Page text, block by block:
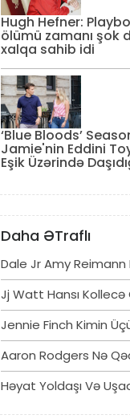
Hugh Hefner:
ölümü zamanı şok
xalqa sahib idi
‘Blue Bloods’
Jamie'nin Eddini
Eşik Üzərində
Daha ƏTraflı
Dale Jr Amy Reimann
Jj Watt Hansı
Jennie Finch Kimin
Aaron Rodgers Nə
Həyat Yoldaşı Və